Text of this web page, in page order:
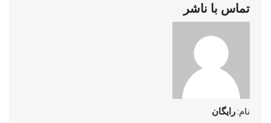
تماس با ناشر
نام: رایگان